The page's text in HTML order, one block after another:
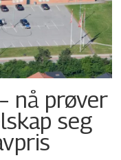
nå prøver
seg